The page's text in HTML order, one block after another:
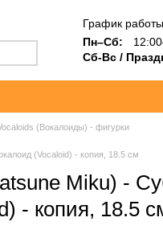
График
Пн–Сб:
Сб-Вс /
(Вокалоиды) - фигурки
(Vocaloid) - копия, 18.5 см
Miku) -
- копия, 18.5